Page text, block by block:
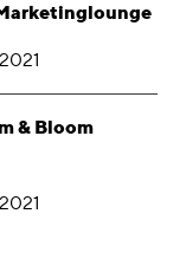
2021
& Bloom
2021